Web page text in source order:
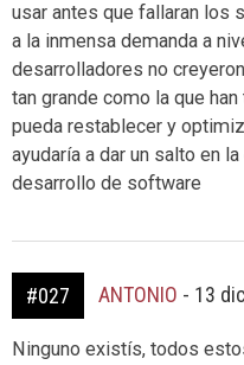
usar antes que fallaran los
a la inmensa demanda a
desarrolladores no
tan grande como la que
pueda restablecer y
ayudaría a dar un salto en
desarrollo de software
#027 ANTONIO - 13
Ninguno existís, todos